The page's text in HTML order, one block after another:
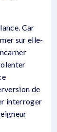
Car
sur elle-
de
interroger